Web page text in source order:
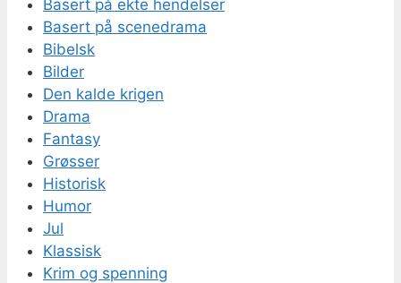
Basert på ekte hendelser
Basert på scenedrama
Bibelsk
Bilder
Den kalde krigen
Drama
Fantasy
Grøsser
Historisk
Humor
Jul
Klassisk
Krim og spenning